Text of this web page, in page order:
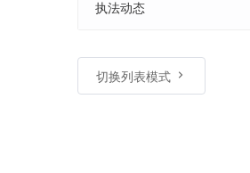
执法动态
切换列表模式